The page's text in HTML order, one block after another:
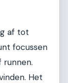
af tot
focussen
runnen.
Het